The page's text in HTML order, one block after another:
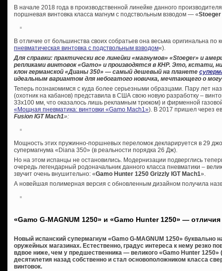
В начале 2018 года в производственной линейке данного
поршневая винтовка класса магнум с подствольным взводом — «Stoeger
В отличие от большинства своих собратьев она весьма оригинальна по
пневматическая винтовка с подствольным взводом«).
Для справки: практически все линейки «магнумов» «Stoeger» и
репликами винтовок «Gamo» и производятся в КНР. Это, кстати,
клон германской «Дианы 350» — самый дешевый на планете
идеальным вариантом для небогатого новичка, мечтающего о
Теперь познакомимся с куда более серьезными образцами. Пару лет
(охотник на кабанов) представила в США свою новую разработку –
33х100 мм, что оказалось лишь рекламным трюком) и фирменной
«Мощная пневматика: винтовки «Gamo Maсh1»). В 2017 пришел через
Fusion IGT Mach1»:
Мощность этих пружинно-поршневых переломок декларируется в 29
супермагнума «Diana 350» (в реальности порядка 26 Дж).
Но на этом испанцы не остановились. Модернизации подверглись
очередь легендарный родоначальник данного класса пневматики –
звучит очень внушительно: «Gamo Hunter 1250 Grizzly IGT Mach1».
А новейшая полимерная версия с обновленным дизайном получила
«Gamo G-MAGNUM 1250» и «Gamo Hunter 1250» —
Новый испанский супермагнум «Gamo G-MAGNUM 1250» буквально
оружейных магазинах. Естественно, градус интереса к нему резко
вдвое ниже, чем у предшественника — великого «Gamo Hunter 1250»
десятилетия назад собственно и стал основоположником класса
винтовок.